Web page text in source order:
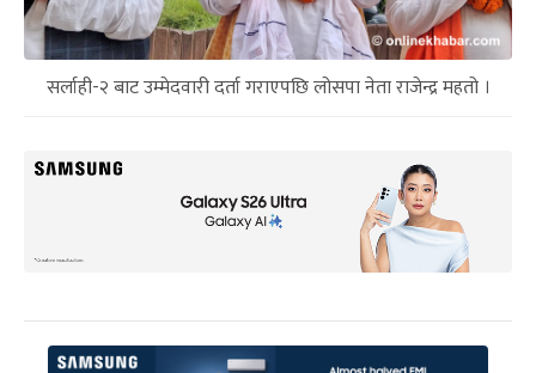
सर्लाही-२ बाट उम्मेदवारी दर्ता गराएपछि लोसपा नेता राजेन्द्र महतो ।